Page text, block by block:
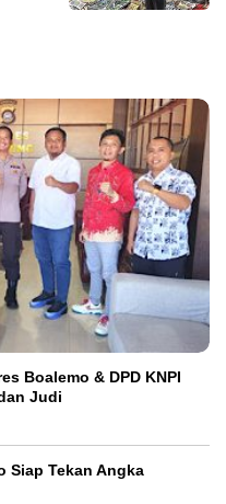
Boalemo & DPD KNPI
Judi
Siap Tekan Angka